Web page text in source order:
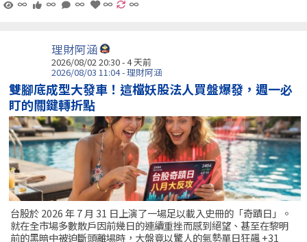
∞
∞ ∞ ∞ ∞
理財阿涵
2026/08/02 20:30 - 4 天前
2026/08/03 11:04 - 理財阿涵
雙腳底成型大發車！這檔妖股法人買盤爆發，週一必
盯的關鍵轉折點
台股於 2026 年 7 月 31 日上演了一場足以載入史冊的「奇蹟日」。
就在全市場多數散戶因前幾日的連續重挫而感到絕望、甚至在黎明
前的黑暗中被迫斷頭離場時，大盤竟以驚人的氣勢單日狂飆 +31